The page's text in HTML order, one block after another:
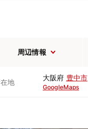
周辺情報
地
大阪府 豊中市
GoogleMaps